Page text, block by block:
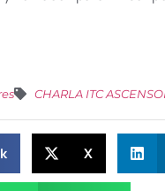
CHARLA ITC
X